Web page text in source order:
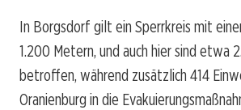
In Borgsdorf gilt ein Sperrkreis mit
1.200 Metern, und auch hier sind etwa
betroffen, während zusätzlich 414
Oranienburg in die